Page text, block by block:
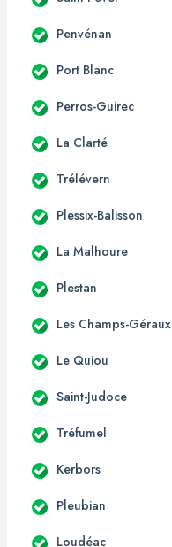
Penvénan
Port Blanc
Perros-Guirec
La Clarté
Trélévern
Plessix-Balisson
La Malhoure
Plestan
Les Champs-Géraux
Le Quiou
Saint-Judoce
Tréfumel
Kerbors
Pleubian
Loudéac